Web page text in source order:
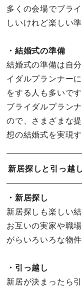
多くの会場でブラ
しいけれど楽しい
・結婚式の準備
結婚式の準備は自
イダルプランナー
をする人も多いです
ブライダルプラン
ので、さまざまな
想の結婚式を実現
新居探しと引っ越し
・新居探し
新居探しも楽しい
お互いの実家や職
がらいろいろな物
・引っ越し
新居が決まったら